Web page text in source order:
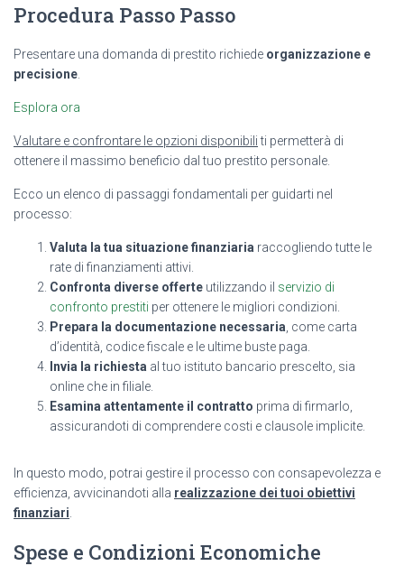
Procedura Passo Passo
Presentare una domanda di prestito richiede organizzazione e
precisione
Esplora ora
Valutare e confrontare le opzioni disponibiliti permetterà di
ottenere il massimo beneficio dal tuo prestito personale.
Ecco un elenco di passaggi fondamentali per guidarti nel
processo:
Valuta la tua situazione finanziaria raccogliendo tutte le
rate di finanziamenti attivi.
Confronta diverse offerte utilizzando il servizio di
confronto prestiti per ottenere le migliori condizioni.
Prepara la documentazione necessaria , come carta
d’identità, codice fiscale e le ultime buste paga.
Invia la richiesta al tuo istituto bancario prescelto, sia
online che in filiale.
Esamina attentamente il contratto prima di firmarlo,
assicurandoti di comprendere costi e clausole implicite.
In questo modo, potrai gestire il processo con consapevolezza e
efficienza, avvicinandoti alla realizzazione dei tuoi obiettivi
finanziari
Spese e Condizioni Economiche